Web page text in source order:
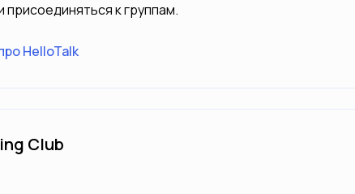
присоединяться к группам.
HelloTalk
Club